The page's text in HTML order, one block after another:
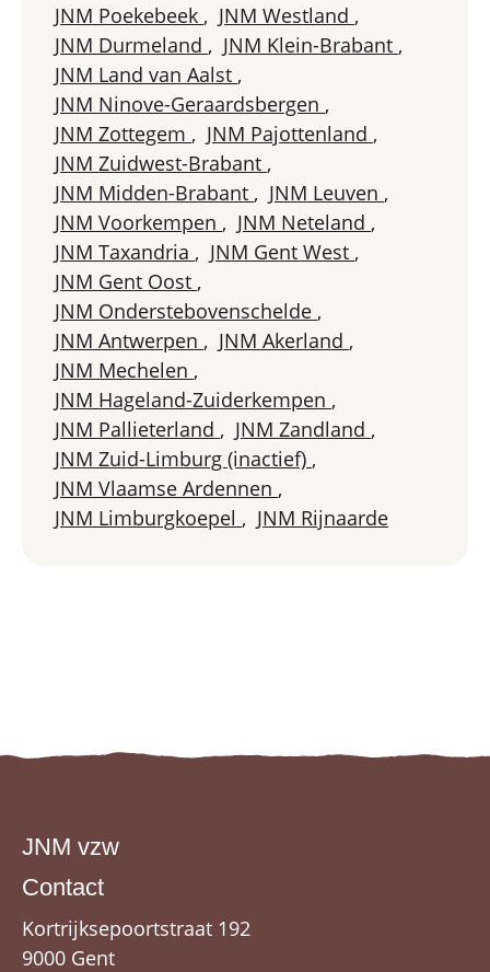
JNM Poekebeek , JNM Westland ,
JNM Durmeland , JNM Klein-Brabant ,
JNM Land van Aalst ,
JNM Ninove-Geraardsbergen ,
JNM Zottegem , JNM Pajottenland ,
JNM Zuidwest-Brabant ,
JNM Midden-Brabant , JNM Leuven ,
JNM Voorkempen , JNM Neteland ,
JNM Taxandria , JNM Gent West ,
JNM Gent Oost ,
JNM Onderstebovenschelde ,
JNM Antwerpen , JNM Akerland ,
JNM Mechelen ,
JNM Hageland-Zuiderkempen ,
JNM Pallieterland , JNM Zandland ,
JNM Zuid-Limburg (inactief) ,
JNM Vlaamse Ardennen ,
JNM Limburgkoepel , JNM Rijnaarde
JNM vzw
Contact
Kortrijksepoortstraat 192
9000 Gent